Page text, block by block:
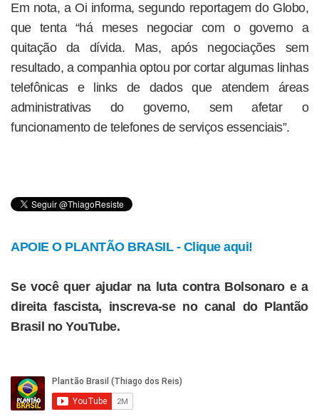
Em nota, a Oi informa, segundo reportagem do Globo,
que tenta “há meses negociar com o governo a
quitação da dívida. Mas, após negociações sem
resultado, a companhia optou por cortar algumas linhas
telefônicas e links de dados que atendem áreas
administrativas do governo, sem afetar o
funcionamento de telefones de serviços essenciais”.
APOIE O PLANTÃO BRASIL - Clique aqui!
Se você quer ajudar na luta contra Bolsonaro e a
direita fascista, inscreva-se no canal do Plantão
Brasil no YouTube.